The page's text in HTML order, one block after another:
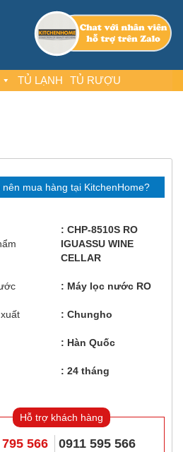
TỦ LẠNH TỦ RƯỢU
nên mua hàng tại KitchenHome?
CHP-8510S RO
IGUASSU WINE
CELLAR
Máy lọc nước RO
Chungho
Hàn Quốc
24 tháng
Hỗ trợ khách hàng
566 0911 595 566